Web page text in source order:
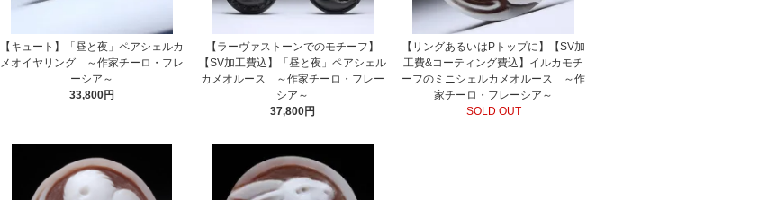
【キュート】「昼と夜」ペアシェルカ
メオイヤリング ～作家チーロ・フレ
ーシア～
33,800円
【ラーヴァストーンでのモチーフ】
【SV加工費込】「昼と夜」ペアシェル
カメオルース ～作家チーロ・フレー
シア～
37,800円
【リングあるいはPトップに】【SV加
工費&コーティング費込】イルカモチ
ーフのミニシェルカメオルース ～作
家チーロ・フレーシア～
SOLD OUT